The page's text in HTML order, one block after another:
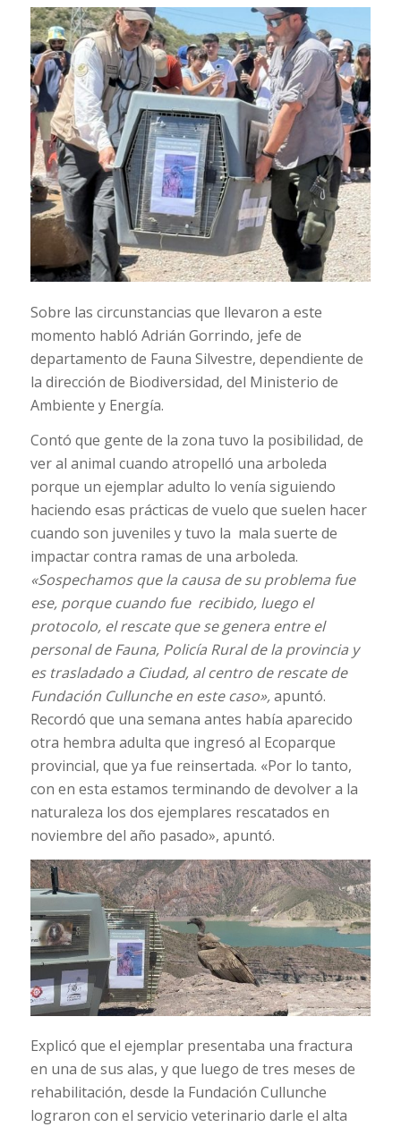
Sobre las circunstancias que llevaron a este
momento habló Adrián Gorrindo, jefe de
departamento de Fauna Silvestre, dependiente de
la dirección de Biodiversidad, del Ministerio de
Ambiente y Energía.
Contó que gente de la zona tuvo la posibilidad, de
ver al animal cuando atropelló una arboleda
porque un ejemplar adulto lo venía siguiendo
haciendo esas prácticas de vuelo que suelen hacer
cuando son juveniles y tuvo la mala suerte de
impactar contra ramas de una arboleda.
«Sospechamos que la causa de su problema fue
ese, porque cuando fue recibido, luego el
protocolo, el rescate que se genera entre el
personal de Fauna, Policía Rural de la provincia y
es trasladado a Ciudad, al centro de rescate de
Fundación Cullunche en este caso»,apuntó.
Recordó que una semana antes había aparecido
otra hembra adulta que ingresó al Ecoparque
provincial, que ya fue reinsertada. «Por lo tanto,
con en esta estamos terminando de devolver a la
naturaleza los dos ejemplares rescatados en
noviembre del año pasado», apuntó.
Explicó que el ejemplar presentaba una fractura
en una de sus alas, y que luego de tres meses de
rehabilitación, desde la Fundación Cullunche
lograron con el servicio veterinario darle el alta